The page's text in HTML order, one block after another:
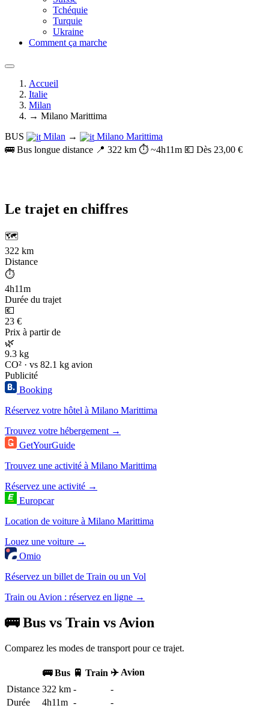
Tchéquie
Turquie
Ukraine
Comment ça marche
Accueil
Italie
Milan
→ Milano Marittima
BUS
Milan →
Milano Marittima
🚌 Bus longue distance 📍 322 km ⏱️ ~4h11m 💶 Dès 23,00 €
Le trajet en chiffres
🗺️
322 km
Distance
⏱️
4h11m
Durée du trajet
💶
23 €
Prix à partir de
🌿
9.3 kg
CO² · vs 82.1 kg avion
Publicité
Booking
Réservez votre hôtel à Milano Marittima
Trouvez votre hébergement →
GetYourGuide
Trouvez une activité à Milano Marittima
Réservez une activité →
Europcar
Location de voiture à Milano Marittima
Louez une voiture →
Omio
Réservez un billet de Train ou un Vol
Train ou Avion : réservez en ligne →
🚌 Bus vs Train vs Avion
Comparez les modes de transport pour ce trajet.
🚌 Bus 🚆 Train ✈️ Avion
Distance 322 km -
-
Durée
4h11m -
-